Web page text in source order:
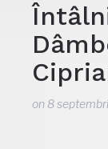
on 8